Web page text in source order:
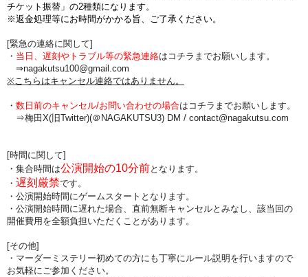
チケット振替」の2種類になります。
※返金処理等にお時間がかかる旨、ご了承ください。
[緊急の連絡に関して]
・ 当日、遅刻やトラブル等の緊急連絡はコチラまでお願いします。
⇒nagakutsu100@gmail.com
※こちらはキャンセル連絡ではありません。
・ 数日前のキャンセル/お問い合わせの場合は コチラまでお願いします。
⇒梅田X(旧Twitter)(＠NAGAKUTSU3) DM / contact@nagakutsu.com
[時間に関して]
・集合時間は公演開始の10分前となります。
・ 遅刻厳禁です。
・公演開始時間にゲームスタートとなります。
・公演開始時間に遅れた場合、直前無断キャンセルとみなし、該当回の
開催費用を全額負担いただくことがあります。
[その他]
・マーダーミステリー初めての方にも丁寧にルール説明を行いますので
お気軽にご参加ください。